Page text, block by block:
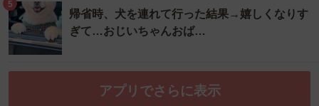
5
帰省時、犬を連れて行った結果→嬉しくなりす
ぎて…おじいちゃんおば…
アプリでさらに表示